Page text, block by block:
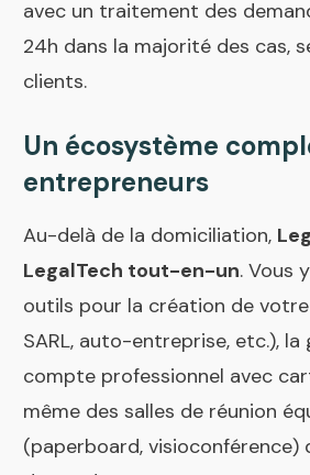
avec un traitement des
24h dans la majorité des cas,
clients.
Un écosystème
entrepreneurs
Au-delà de la domiciliation,
LegalTech tout-en-un. Vous
outils pour la création de
SARL, auto-entreprise, etc.),
compte professionnel avec
même des salles de réunion
(paperboard, visioconférence)